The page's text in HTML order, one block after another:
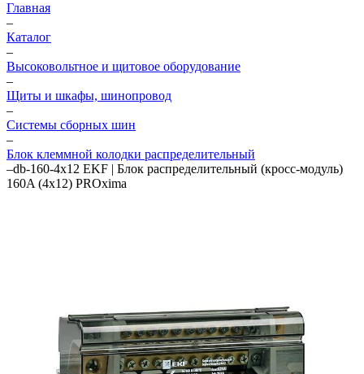
Главная
–
Каталог
–
Высоковольтное и щитовое оборудование
–
Щиты и шкафы, шинопровод
–
Системы сборных шин
–
Блок клеммной колодки распределительный
–db-160-4x12 EKF | Блок распределительный (кросс-модуль)
160A (4x12) PROxima